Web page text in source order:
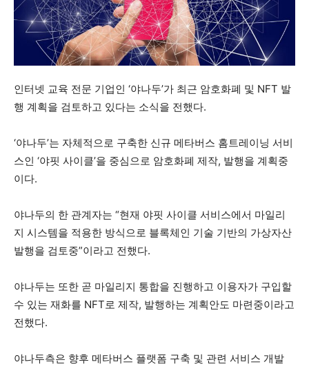
인터넷 교육 전문 기업인 ‘야나두’가 최근 암호화폐 및 NFT 발
행 계획을 검토하고 있다는 소식을 전했다.
‘야나두’는 자체적으로 구축한 신규 메타버스 홈트레이닝 서비
스인 ‘야핏 사이클’을 중심으로 암호화폐 제작, 발행을 계획중
이다.
야나두의 한 관계자는 “현재 야핏 사이클 서비스에서 마일리
지 시스템을 적용한 방식으로 블록체인 기술 기반의 가상자산
발행을 검토중”이라고 전했다.
야나두는 또한 곧 마일리지 통합을 진행하고 이용자가 구입할
수 있는 재화를 NFT로 제작, 발행하는 계획안도 마련중이라고
전했다.
야나두측은 향후 메타버스 플랫폼 구축 및 관련 서비스 개발